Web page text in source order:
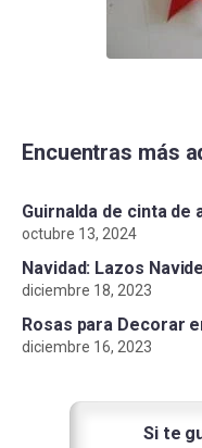
Encuentras más
Guirnalda de cinta de
octubre 13, 2024
Navidad: Lazos
diciembre 18, 2023
Rosas para Decorar
diciembre 16, 2023
Si te